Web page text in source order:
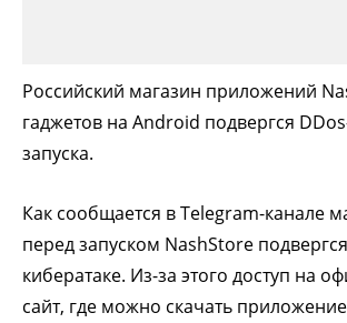
Российский магазин приложений
гаджетов на Android подвергся
запуска.
Как сообщается в Telegram-канале
перед запуском NashStore
кибератаке. Из-за этого доступ на
сайт, где можно скачать